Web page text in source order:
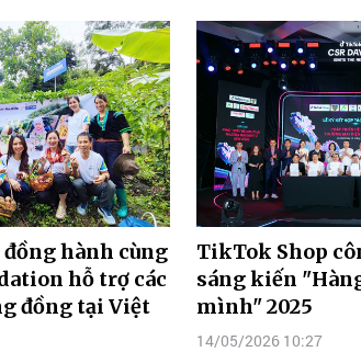
hành cùng
hỗ trợ các
đồng tại Việt
TikTok Shop
sáng kiến
mình" 2025
14/05/2026 10:27